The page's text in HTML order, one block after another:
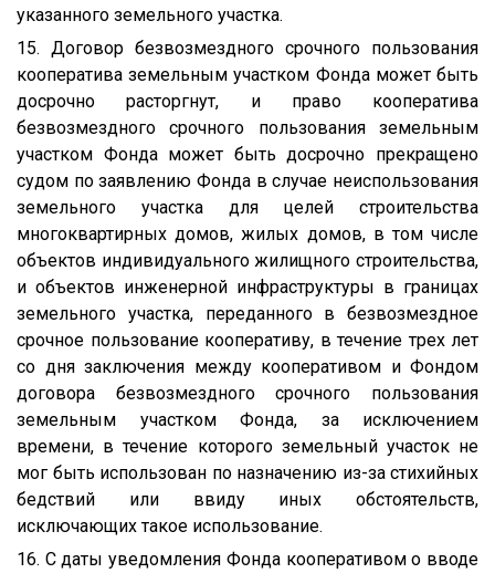
указанного земельного участка.
15. Договор безвозмездного срочного пользования
кооператива земельным участком Фонда может быть
досрочно расторгнут, и право кооператива
безвозмездного срочного пользования земельным
участком Фонда может быть досрочно прекращено
судом по заявлению Фонда в случае неиспользования
земельного участка для целей строительства
многоквартирных домов, жилых домов, в том числе
объектов индивидуального жилищного строительства,
и объектов инженерной инфраструктуры в границах
земельного участка, переданного в безвозмездное
срочное пользование кооперативу, в течение трех лет
со дня заключения между кооперативом и Фондом
договора безвозмездного срочного пользования
земельным участком Фонда, за исключением
времени, в течение которого земельный участок не
мог быть использован по назначению из-за стихийных
бедствий или ввиду иных обстоятельств,
исключающих такое использование.
16. С даты уведомления Фонда кооперативом о вводе